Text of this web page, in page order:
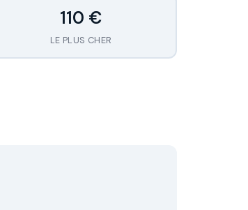
110 €
LE PLUS CHER